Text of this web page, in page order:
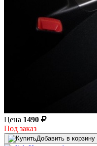
Цена 1490
Под заказ
Добавить в корзину